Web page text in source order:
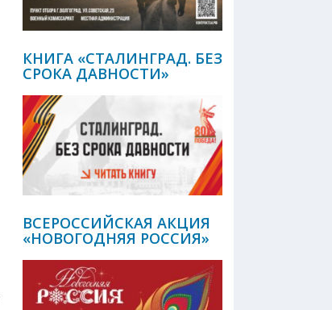
КНИГА «СТАЛИНГРАД. БЕЗ
СРОКА ДАВНОСТИ»
ВСЕРОССИЙСКАЯ АКЦИЯ
«НОВОГОДНЯЯ РОССИЯ»